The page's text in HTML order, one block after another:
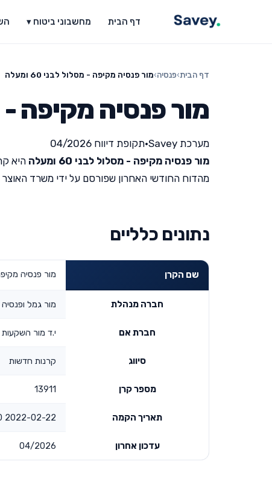
דף הבית מחשבוני ביטוח ▾
דף הבית›פנסיה›מור פנסיה מקיפה - מסלול לבני 60 ומעלה
מור פנסיה מקיפה -
מערכת Savey •תקופת דיווח 04/2026
מור פנסיה מקיפה - מסלול לבני 60 ומעלה
היא
מהדוח החודשי האחרון שפורסם על ידי משרד האוצר (תקופת
נתונים כלליים
שם הקרן מור פנסיה מקיפה -
חברה מנהלת מור גמל
חברת אם י.ד מור
סיווג קרנות חדשות
מספר קרן 13911
תאריך הקמה 2022-02-22 00:00:00
עדכון אחרון 04/2026